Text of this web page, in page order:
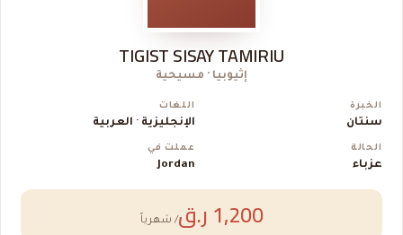
TIGIST SISAY TAMIRIU
إثيوبيا · مسيحية
الخبرة
سنتان
اللغات
الإنجليزية · العربية
الحالة
عزباء
عملت في
Jordan
1,200 ر.ق / شهرياً